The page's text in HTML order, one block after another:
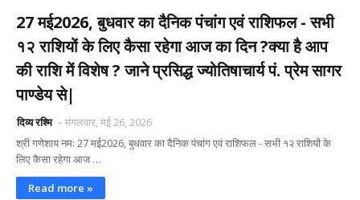
27 मई2026, बुधवार का दैनिक पंचांग एवं राशिफल - सभी
१२ राशियों के लिए कैसा रहेगा आज का दिन ?क्या है आप
की राशि में विशेष ? जाने प्रसिद्ध ज्योतिषाचार्य पं. प्रेम सागर
पाण्डेय से|
दिव्य रश्मि
मंगलवार, मई 26, 2026
श्री गणेशाय नम: 27 मई2026, बुधवार का दैनिक पंचांग एवं राशिफल - सभी १२ राशियों के
लिए कैसा रहेगा आज …
Read more »